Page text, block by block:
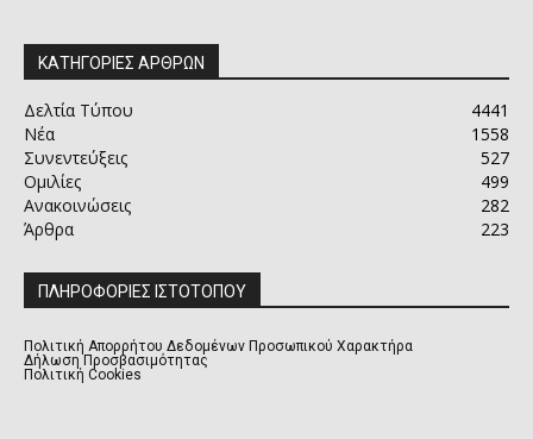
ΚΑΤΗΓΟΡΙΕΣ ΑΡΘΡΩΝ
Δελτία Τύπου
4441
Νέα
1558
Συνεντεύξεις
527
Ομιλίες
499
Ανακοινώσεις
282
Άρθρα
223
ΠΛΗΡΟΦΟΡΙΕΣ ΙΣΤΟΤΟΠΟΥ
Πολιτική Απορρήτου Δεδομένων Προσωπικού Χαρακτήρα
Δήλωση Προσβασιμότητας
Πολιτική Cookies